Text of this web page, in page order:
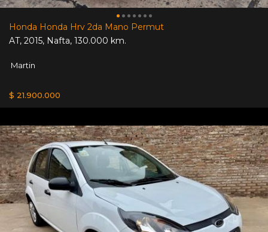
Honda Honda Hrv 2da Mano Permut
AT, 2015, Nafta, 130.000 km.
Martin
$ 21.900.000